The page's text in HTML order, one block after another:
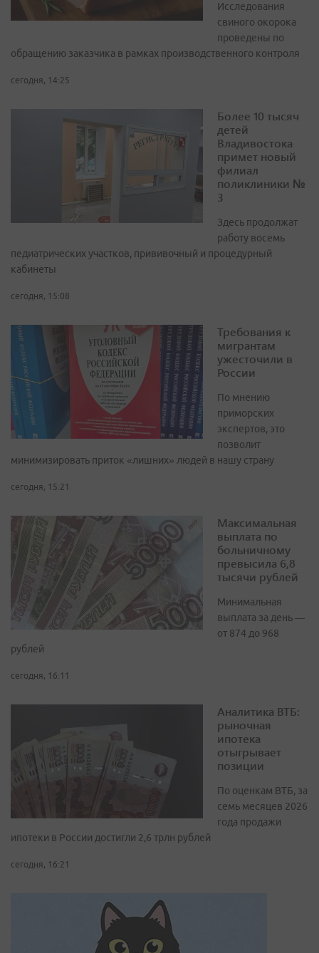
Исследования
свиного окорока
проведены по
обращению заказчика в рамках производственного контроля
сегодня, 14:25
Более 10 тысяч
детей
Владивостока
примет новый
филиал
поликлиники №
3
Здесь продолжат
работу восемь
педиатрических участков, прививочный и процедурный
кабинеты
сегодня, 15:08
Требования к
мигрантам
ужесточили в
России
По мнению
приморских
экспертов, это
позволит
минимизировать приток «лишних» людей в нашу страну
сегодня, 15:21
Максимальная
выплата по
больничному
превысила 6,8
тысячи рублей
Минимальная
выплата за день —
от 874 до 968
рублей
сегодня, 16:11
Аналитика ВТБ:
рыночная
ипотека
отыгрывает
позиции
По оценкам ВТБ, за
семь месяцев 2026
года продажи
ипотеки в России достигли 2,6 трлн рублей
сегодня, 16:21